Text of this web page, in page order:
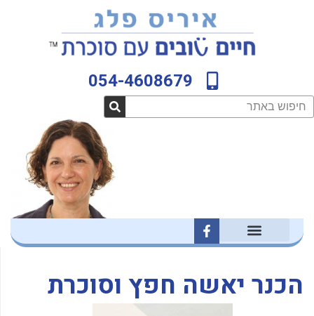
054-4608679
חיפוש
c
o
הכנר יאשה חפץ וסוכרת